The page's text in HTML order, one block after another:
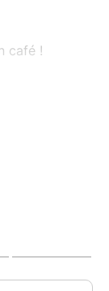
café !
souhaitant